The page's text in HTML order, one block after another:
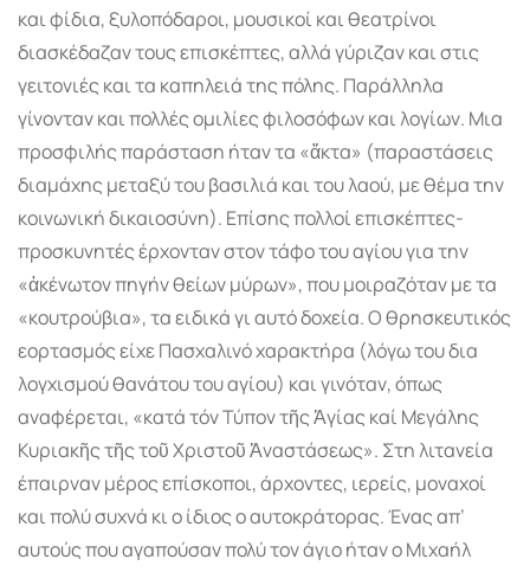
και φίδια, ξυλοπόδαροι, µουσικοί και θεατρίνοι
διασκέδαζαν τους επισκέπτες, αλλά γύριζαν και στις
γειτονιές και τα καπηλειά της πόλης. Παράλληλα
γίνονταν και πολλές οµιλίες φιλοσόφων και λογίων. Μια
προσφιλής παράσταση ήταν τα «ἄκτα» (παραστάσεις
διαµάχης µεταξύ του βασιλιά και του λαού, µε θέµα την
κοινωνική δικαιοσύνη). Επίσης πολλοί επισκέπτες-
προσκυνητές έρχονταν στον τάφο του αγίου για την
«ἀκένωτον πηγήν θείων µύρων», που µοιραζόταν µε τα
«κουτρούβια», τα ειδικά γι αυτό δοχεία. Ο θρησκευτικός
εορτασµός είχε Πασχαλινό χαρακτήρα (λόγω του δια
λογχισµού θανάτου του αγίου) και γινόταν, όπως
αναφέρεται, «κατά τόν Τύπον τῆς Ἁγίας καί Μεγάλης
Κυριακῆς τῆς τοῦ Χριστοῦ Ἀναστάσεως». Στη λιτανεία
έπαιρναν µέρος επίσκοποι, άρχοντες, ιερείς, µοναχοί
και πολύ συχνά κι ο ίδιος ο αυτοκράτορας. Ένας απ’
αυτούς που αγαπούσαν πολύ τον άγιο ήταν ο Μιχαήλ